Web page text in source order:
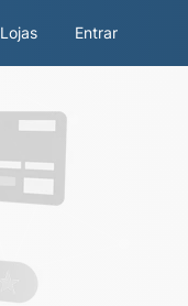
Lojas Entrar